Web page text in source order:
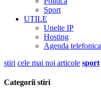
Sport
UTILE
Unelte IP
Hosting
Agenda telefonica
stiri cele mai noi articole sport
Categorii stiri